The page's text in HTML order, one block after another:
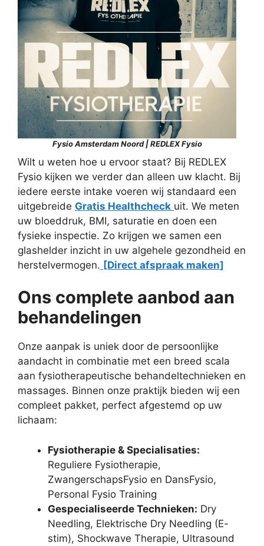
Fysio Amsterdam Noord | REDLEX Fysio
Wilt u weten hoe u ervoor staat? Bij REDLEX
Fysio kijken we verder dan alleen uw klacht. Bij
iedere eerste intake voeren wij standaard een
uitgebreide Gratis Healthcheck uit. We meten
uw bloeddruk, BMI, saturatie en doen een
fysieke inspectie. Zo krijgen we samen een
glashelder inzicht in uw algehele gezondheid en
herstelvermogen. [Direct afspraak maken]
Ons complete aanbod aan
behandelingen
Onze aanpak is uniek door de persoonlijke
aandacht in combinatie met een breed scala
aan fysiotherapeutische behandeltechnieken en
massages. Binnen onze praktijk bieden wij een
compleet pakket, perfect afgestemd op uw
lichaam:
Fysiotherapie & Specialisaties:
Reguliere Fysiotherapie,
ZwangerschapsFysio en DansFysio,
Personal Fysio Training
Gespecialiseerde Technieken: Dry
Needling, Elektrische Dry Needling (E-
stim), Shockwave Therapie, Ultrasound